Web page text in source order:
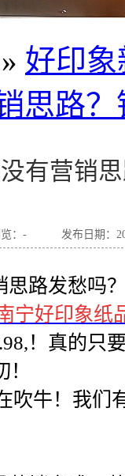
» 好印
思路
有营销
： - 发布日期：
路发愁吗
宁好印象纸
！真的只
牛！我们